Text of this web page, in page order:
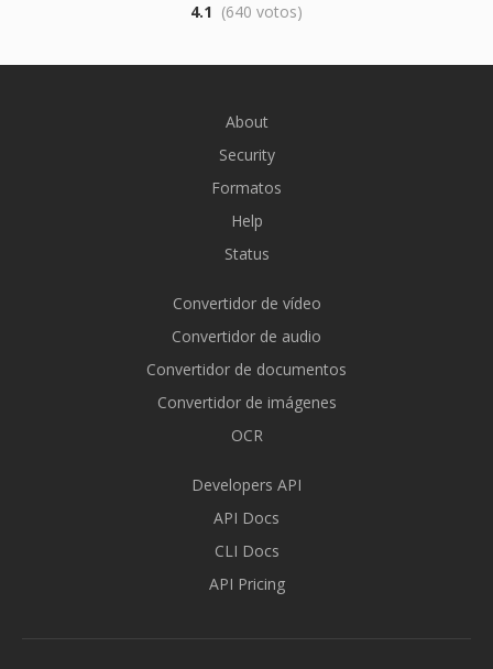
4.1 (640 votos)
About
Security
Formatos
Help
Status
Convertidor de vídeo
Convertidor de audio
Convertidor de documentos
Convertidor de imágenes
OCR
Developers API
API Docs
CLI Docs
API Pricing